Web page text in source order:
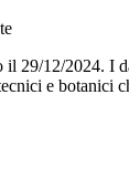
29/12/2024. I
e botanici